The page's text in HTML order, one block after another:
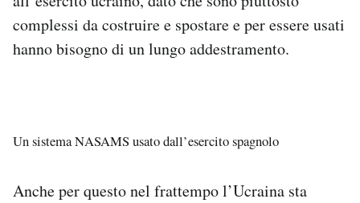
complessi da costruire e spostare e per essere usati
hanno bisogno di un lungo addestramento.
Un sistema NASAMS usato dall’esercito spagnolo
Anche per questo nel frattempo l’Ucraina sta